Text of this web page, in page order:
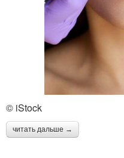
© iStock
читать дальше →